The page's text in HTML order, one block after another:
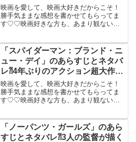
ル。
映画を愛して、映画大好きだからこそ！
勝手気ままな感想を書かせてもらってま
す♡♡映画好きな方も、あまり観ない方
バの冒険」放送50周年記念リバイバル）
2026年...
「スパイダーマン：ブランド・ニ
ュー・デイ」のあらすじとネタバ
レ⁈4年ぶりのアクション超大作で
新章開幕。
映画を愛して、映画大好きだからこそ！
勝手気ままな感想を書かせてもらってま
す♡♡映画好きな方も、あまり観ない方
版）2026年7月31日公開（145分）4年ぶ
りのアク...
「ノーパンツ・ガールズ」のあら
すじとネタバレ⁈3人の監督が描く